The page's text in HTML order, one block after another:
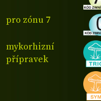
pro zónu 7
mykorhizní
přípravek